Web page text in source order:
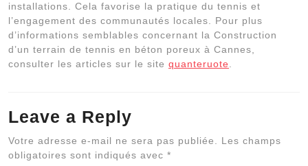
installations. Cela favorise la pratique du tennis et
l’engagement des communautés locales. Pour plus
d’informations semblables concernant la Construction
d’un terrain de tennis en béton poreux à Cannes,
consulter les articles sur le site quanteruote.
Leave a Reply
Votre adresse e-mail ne sera pas publiée. Les champs
obligatoires sont indiqués avec *